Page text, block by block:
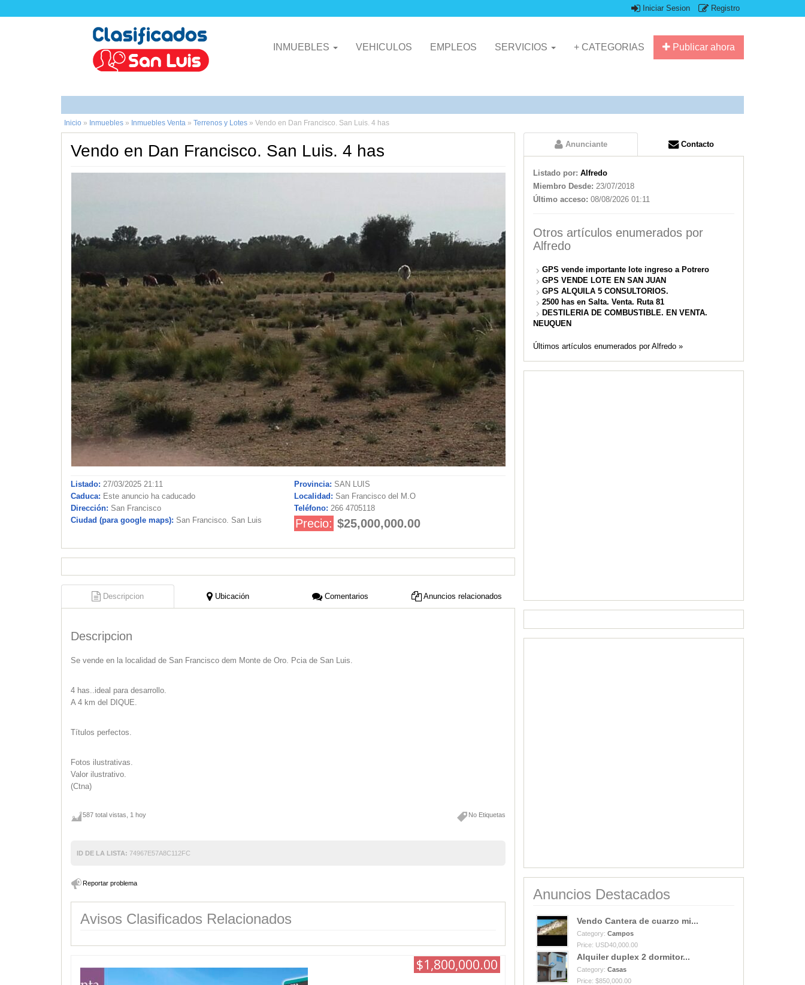
Iniciar Sesion Registro
Publicar ahora
INMUEBLES VEHICULOS EMPLEOS SERVICIOS + CATEGORIAS
Inicio » Inmuebles » Inmuebles Venta » Terrenos y Lotes » Vendo en Dan Francisco. San Luis. 4 has
Vendo en Dan Francisco. San Luis. 4 has
Listado: 27/03/2025 21:11
Caduca: Este anuncio ha caducado
Dirección: San Francisco
Ciudad (para google maps):
San Francisco. San Luis
Provincia: SAN LUIS
Localidad: San Francisco del M.O
Teléfono: 266 4705118
Precio: $25,000,000.00
Descripcion Ubicación Comentarios Anuncios relacionados
Descripcion
Se vende en la localidad de San Francisco dem Monte de Oro. Pcia de San Luis.
4 has..ideal para desarrollo.
A 4 km del DIQUE.
Títulos perfectos.
Fotos ilustrativas.
Valor ilustrativo.
(Ctna)
No Etiquetas
587 total vistas, 1 hoy
ID DE LA LISTA: 74967E57A8C112FC
Reportar problema
Avisos Clasificados Relacionados
$1,800,000.00
Anunciante Contacto
Listado por: Alfredo
Miembro Desde: 23/07/2018
Último acceso: 08/08/2026 01:11
Otros artículos enumerados por
Alfredo
GPS vende importante lote ingreso a Potrero
GPS VENDE LOTE EN SAN JUAN
GPS ALQUILA 5 CONSULTORIOS.
2500 has en Salta. Venta. Ruta 81
DESTILERIA DE COMBUSTIBLE. EN VENTA.
NEUQUEN
Últimos artículos enumerados por Alfredo »
Anuncios Destacados
Vendo Cantera de cuarzo mi...
Category: Campos
Price: USD40,000.00
Alquiler duplex 2 dormitor...
Category: Casas
Price: $850,000.00